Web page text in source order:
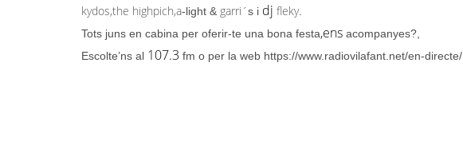
kydos,the highpich,a-light & garri ´s i dj fleky.
Tots juns en cabina per oferir-te una bona festa,ens acompanyes?,
Escolte’ns al 107.3 fm o per la web https://www.radiovilafant.net/en-directe/